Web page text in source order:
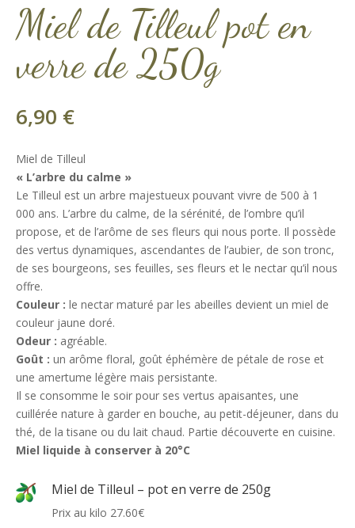
Miel de Tilleul pot en
verre de 250g
6,90 €
Miel de Tilleul
« L’arbre du calme »
Le Tilleul est un arbre majestueux pouvant vivre de 500 à 1
000 ans. L’arbre du calme, de la sérénité, de l’ombre qu’il
propose, et de l’arôme de ses fleurs qui nous porte. Il possède
des vertus dynamiques, ascendantes de l’aubier, de son tronc,
de ses bourgeons, ses feuilles, ses fleurs et le nectar qu’il nous
offre.
Couleur : le nectar maturé par les abeilles devient un miel de
couleur jaune doré.
Odeur : agréable.
Goût : un arôme floral, goût éphémère de pétale de rose et
une amertume légère mais persistante.
Il se consomme le soir pour ses vertus apaisantes, une
cuillérée nature à garder en bouche, au petit-déjeuner, dans du
thé, de la tisane ou du lait chaud. Partie découverte en cuisine.
Miel liquide à conserver à 20°C
Miel de Tilleul – pot en verre de 250g
Prix au kilo 27.60€